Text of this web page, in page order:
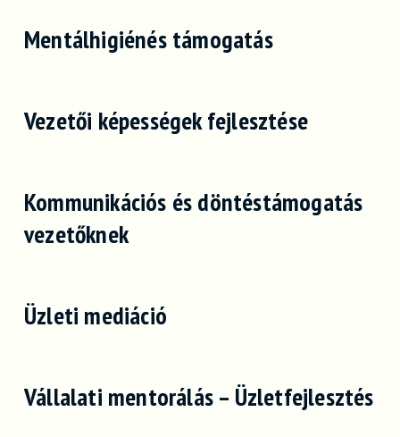
Mentálhigiénés támogatás
Vezetői képességek fejlesztése
Kommunikációs és döntéstámogatás
vezetőknek
Üzleti mediáció
Vállalati mentorálás – Üzletfejlesztés